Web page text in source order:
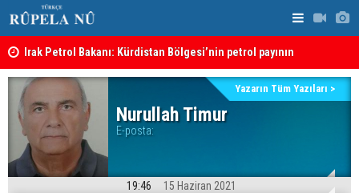
Irak Petrol Bakanı: Kürdistan Bölgesi’nin petrol payının
artırılmasının önünde bir engel yok
Nurullah Timur
E-posta:
Yazarın Tüm Yazıları >
19:46 15 Haziran 2021